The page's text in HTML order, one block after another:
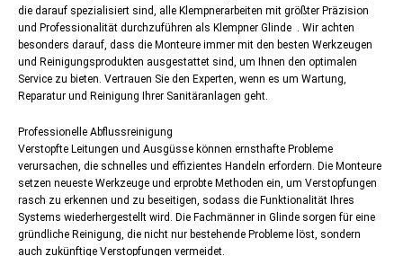
die darauf spezialisiert sind, alle Klempnerarbeiten mit größter Präzision
und Professionalität durchzuführen als Klempner Glinde . Wir achten
besonders darauf, dass die Monteure immer mit den besten Werkzeugen
und Reinigungsprodukten ausgestattet sind, um Ihnen den optimalen
Service zu bieten. Vertrauen Sie den Experten, wenn es um Wartung,
Reparatur und Reinigung Ihrer Sanitäranlagen geht.
Professionelle Abflussreinigung
Verstopfte Leitungen und Ausgüsse können ernsthafte Probleme
verursachen, die schnelles und effizientes Handeln erfordern. Die Monteure
setzen neueste Werkzeuge und erprobte Methoden ein, um Verstopfungen
rasch zu erkennen und zu beseitigen, sodass die Funktionalität Ihres
Systems wiederhergestellt wird. Die Fachmänner in Glinde sorgen für eine
gründliche Reinigung, die nicht nur bestehende Probleme löst, sondern
auch zukünftige Verstopfungen vermeidet.